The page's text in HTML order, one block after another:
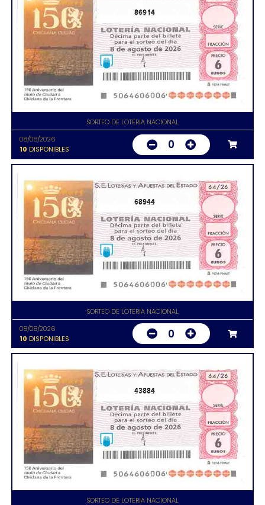
86914
SORTEO DE LOTERIA NACIONAL
08/08/2026
10 DISPONIBLES 0
68944
SORTEO DE LOTERIA NACIONAL
08/08/2026
10 DISPONIBLES 0
43884
SORTEO DE LOTERIA NACIONAL